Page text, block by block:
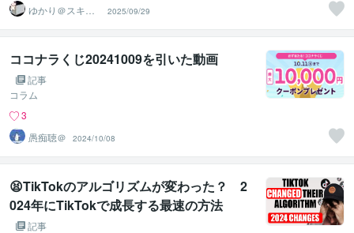
ゆかり＠スキル
アップアドバイ
ザー
2025/09/29
ココナラくじ20241009を引いた動画
記事
コラム
3
愚痴聴＠
2024/10/08
😫TikTokのアルゴリズムが変わった？ 2
024年にTikTokで成長する最速の方法
記事